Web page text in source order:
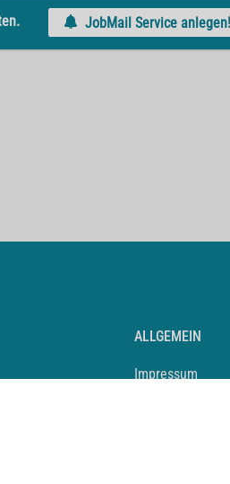
JobMail Service anlegen!
ALLGEMEIN
Impressum